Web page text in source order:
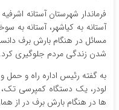
فرماندار شهرستان آستانه
آستانه به کیاشهر، آستانه به
مسائل در هنگام بارش برف دانست
شدن زندگی مردم جلوگیری کرد.
به گفته رئیس اداره راه و حمل
لودر، یک دستگاه کمپرسی
ها در هنگام بارش برف در از